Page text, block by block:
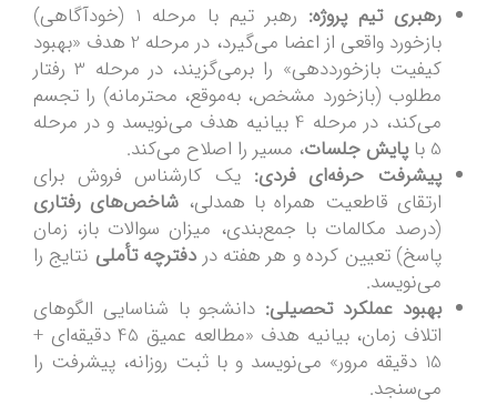
رهبری تیم پروژه:
رهبر تیم با مرحله 1 (خودآگاهی)
بازخورد واقعی از اعضا می‌گیرد، در مرحله 2 هدف «بهبود
کیفیت بازخورددهی» را برمی‌گزیند، در مرحله 3 رفتار
مطلوب (بازخورد مشخص، به‌موقع، محترمانه) را تجسم
می‌کند، در مرحله 4 بیانیه هدف می‌نویسد و در مرحله
5 با
پایش جلسات، مسیر را اصلاح می‌کند.
پیشرفت حرفه‌ای فردی: یک کارشناس فروش برای
ارتقای قاطعیت همراه با همدلی، شاخص‌های رفتاری
(درصد مکالمات با جمع‌بندی، میزان سوالات باز، زمان
پاسخ) تعیین کرده و هر هفته در دفترچه تأملی نتایج را
می‌نویسد.
بهبود عملکرد تحصیلی: دانشجو با شناسایی الگوهای
اتلاف زمان، بیانیه هدف «مطالعه عمیق 45 دقیقه‌ای +
15 دقیقه مرور» می‌نویسد و با ثبت روزانه، پیشرفت را
می‌سنجد.